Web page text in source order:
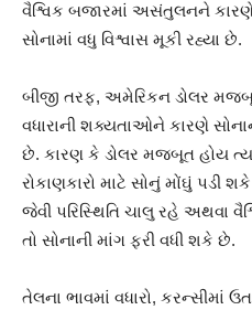
વૈશ્વિક બજારમાં અસંતુલનને કારણે
સોનામાં વધુ વિશ્વાસ મૂકી રહ્યા છે.
બીજી તરફ, અમેરિકન ડોલર
વધારાની શક્યતાઓને કારણે
છે. કારણ કે ડોલર મજબૂત હોય
રોકાણકારો માટે સોનું મોંઘું પડી
જેવી પરિસ્થિતિ ચાલુ રહે અથવા
તો સોનાની માંગ ફરી વધી શકે છે.
તેલના ભાવમાં વધારો, કરન્સીમાં